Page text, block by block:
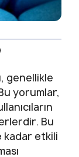
genellikle
yorumlar,
Bu
kadar etkili